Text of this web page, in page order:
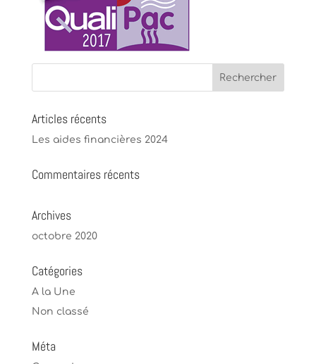
Articles récents
Les aides financières 2024
Commentaires récents
Archives
octobre 2020
Catégories
A la Une
Non classé
Méta